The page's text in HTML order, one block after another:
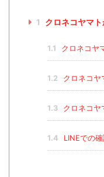
1 クロネコヤマ
1.1 クロネコヤ
1.2 クロネコヤ
1.3 クロネコヤ
1.4 LINEでの